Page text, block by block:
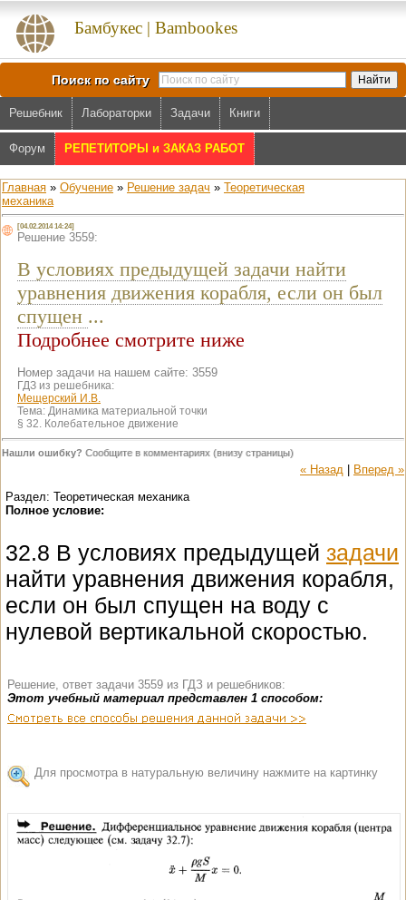
Бамбукес | Bambookes
Поиск по сайту
Решебник Лабораторки Задачи Книги
Форум РЕПЕТИТОРЫ и ЗАКАЗ РАБОТ
Главная » Обучение » Решение задач » Теоретическая
механика
[04.02.2014 14:24]
Решение 3559:
В условиях предыдущей задачи найти
уравнения движения корабля, если он был
спущен ...
Подробнее смотрите ниже
Номер задачи на нашем сайте: 3559
ГДЗ из решебника:
Мещерский И.В.
Тема: Динамика материальной точки
§ 32. Колебательное движение
Нашли ошибку? Сообщите в комментариях (внизу страницы)
« Назад
Вперед »
Раздел: Теоретическая механика
Полное условие:
32.8 В условиях предыдущей задачи
найти уравнения движения корабля,
если он был спущен на воду с
нулевой вертикальной скоростью.
Решение, ответ задачи 3559 из ГДЗ и решебников:
Этот учебный материал представлен 1 способом:
Для просмотра в натуральную величину нажмите на картинку